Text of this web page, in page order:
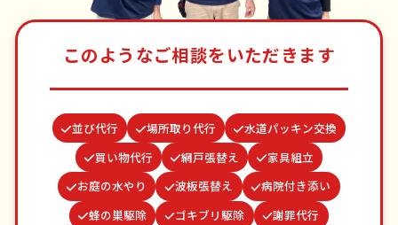
このようなご相談をいただきます
並び代行 場所取り代行
水道パッキン交換
買い物代行
網戸張替え
家具組立
お庭の水やり
波板張替え
病院付き添い
蜂の巣駆除
ゴキブリ駆除
謝罪代行